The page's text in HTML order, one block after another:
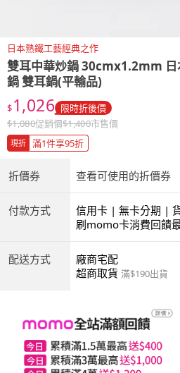
日本熟鐵工藝經典之作
雙耳中華炒鍋 30cmx1.2mm 日
鍋 雙耳鍋(平輸品)
$1,026 限時折後價
$1,080促銷價$1,400市售價
現折 滿1件享95折
折價券 查看可使用的折價券
付款方式
信用卡 | 無卡分期 |
商付款 | ATM | 銀聯
刷momo卡消費回饋
配送方式
廠商宅配
超商取貨 滿$190出貨